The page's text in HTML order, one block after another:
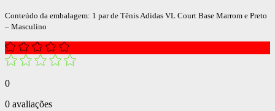
Conteúdo da embalagem: 1 par de Tênis Adidas VL Court Base Marrom e Preto
– Masculino
0
0 avaliações